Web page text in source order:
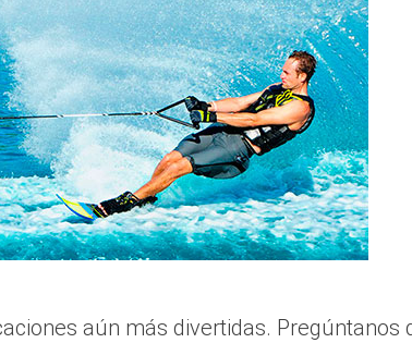
aún más divertidas. Pregúntanos